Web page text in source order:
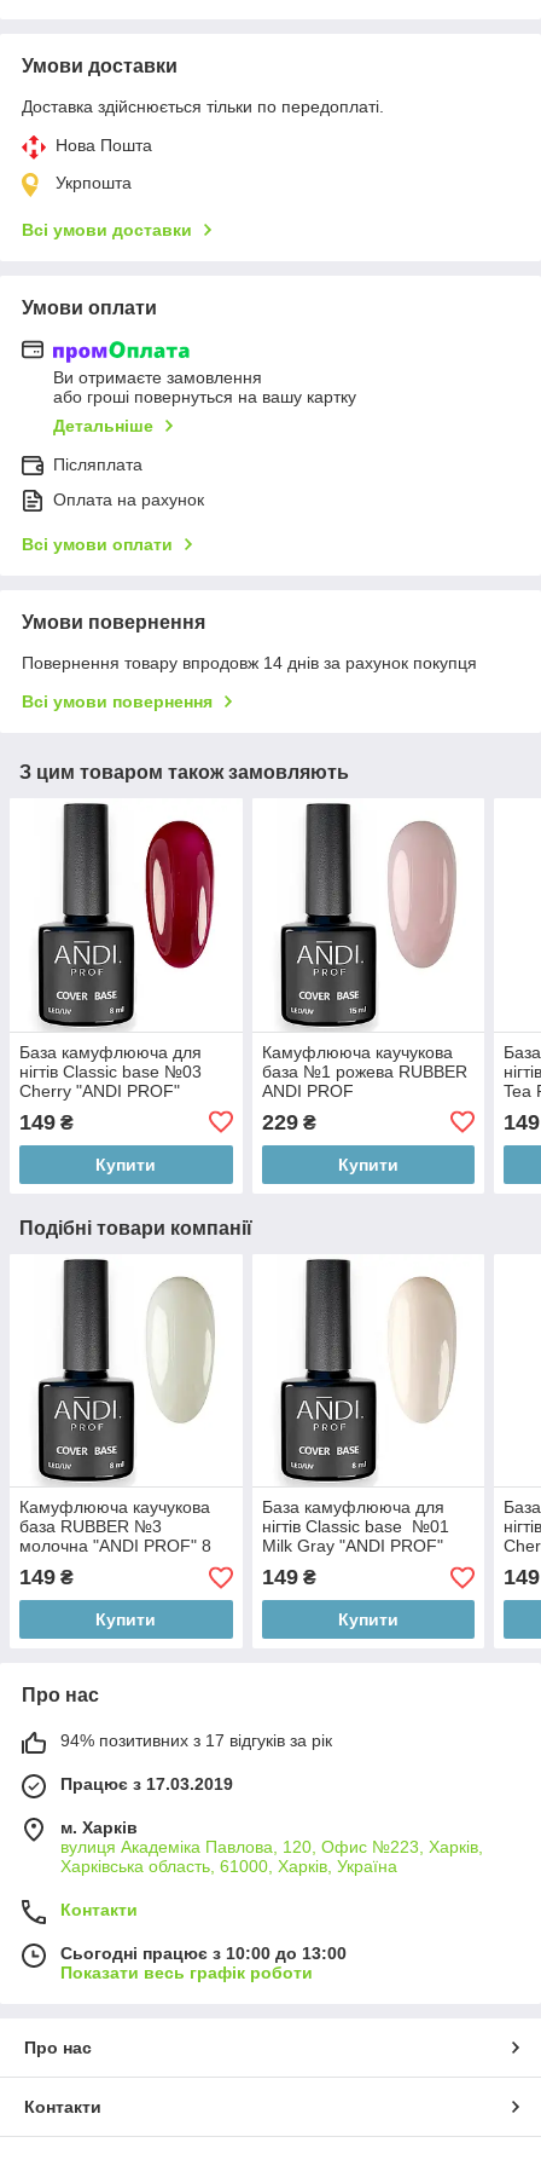
Умови доставки
Доставка здійснюється тільки по передоплаті.
Нова Пошта
Укрпошта
Всі умови доставки
Умови оплати
Ви отримаєте замовлення
або гроші повернуться на вашу картку
Детальніше
Післяплата
Оплата на рахунок
Всі умови оплати
Умови повернення
Повернення товару впродовж 14 днів за рахунок покупця
Всі умови повернення
З цим товаром також замовляють
База камуфлююча для
нігтів Classic base №03
Cherry "ANDI PROF"
149 ₴
Купити
Камуфлююча каучукова
база №1 рожева RUBBER
ANDI PROF
229₴
Купити
Tea
149
Подібні товари компанії
Камуфлююча каучукова
база RUBBER №3
молочна "ANDI PROF" 8
мл
149 ₴
Купити
База камуфлююча для
нігтів Classic base №01
Milk Gray "ANDI PROF"
149₴
Купити
149
Про нас
94% позитивних з 17 відгуків за рік
Працює з 17.03.2019
м. Харків
вулиця Академіка Павлова, 120, Офис №223, Харків,
Харківська область, 61000, Харків, Україна
Контакти
Сьогодні працює з 10:00 до 13:00
Показати весь графік роботи
Про нас
Контакти